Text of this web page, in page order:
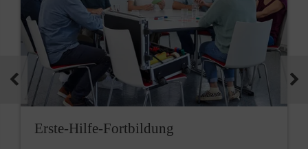
Erste-Hilfe-Fortbildung